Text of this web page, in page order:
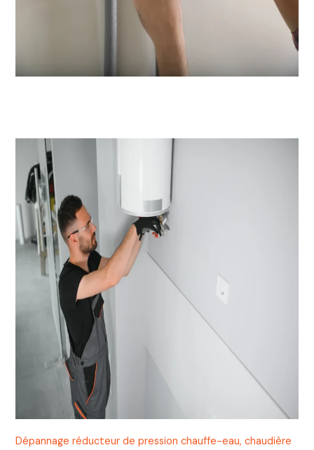
Dépannage réducteur de pression chauffe-eau, chaudière